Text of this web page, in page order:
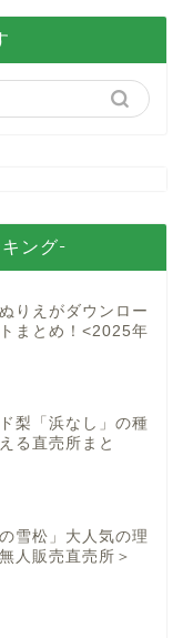
ング-
りえがダウンロー
まとめ！<2025年
梨「浜なし」の種
る直売所まと
雪松」大人気の理
人販売直売所＞